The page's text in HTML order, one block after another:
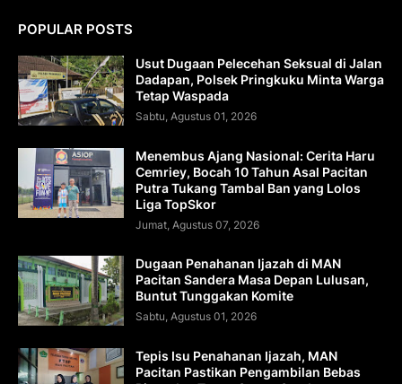
POPULAR POSTS
Usut Dugaan Pelecehan Seksual di Jalan
Dadapan, Polsek Pringkuku Minta Warga
Tetap Waspada
Sabtu, Agustus 01, 2026
Menembus Ajang Nasional: Cerita Haru
Cemriey, Bocah 10 Tahun Asal Pacitan
Putra Tukang Tambal Ban yang Lolos
Liga TopSkor
Jumat, Agustus 07, 2026
Dugaan Penahanan Ijazah di MAN
Pacitan Sandera Masa Depan Lulusan,
Buntut Tunggakan Komite
Sabtu, Agustus 01, 2026
Tepis Isu Penahanan Ijazah, MAN
Pacitan Pastikan Pengambilan Bebas